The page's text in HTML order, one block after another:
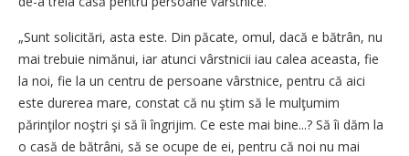
„Sunt solicitări, asta este. Din păcate, omul, dacă e bătrân, nu
mai trebuie nimănui, iar atunci vârstnicii iau calea aceasta, fie
la noi, fie la un centru de persoane vârstnice, pentru că aici
este durerea mare, constat că nu ştim să le mulţumim
părinţilor noştri şi să îi îngrijim. Ce este mai bine...? Să îi dăm la
o casă de bătrâni, să se ocupe de ei, pentru că noi nu mai